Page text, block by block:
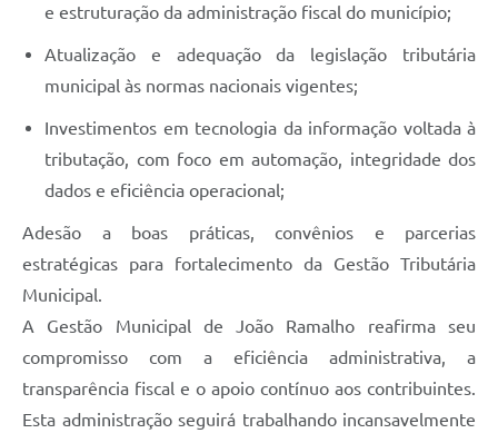
e estruturação da administração fiscal do município;
Atualização e adequação da legislação tributária
municipal às normas nacionais vigentes;
Investimentos em tecnologia da informação voltada à
tributação, com foco em automação, integridade dos
dados e eficiência operacional;
Adesão a boas práticas, convênios e parcerias
estratégicas para fortalecimento da Gestão Tributária
Municipal.
A Gestão Municipal de João Ramalho reafirma seu
compromisso com a eficiência administrativa, a
transparência fiscal e o apoio contínuo aos contribuintes.
Esta administração seguirá trabalhando incansavelmente